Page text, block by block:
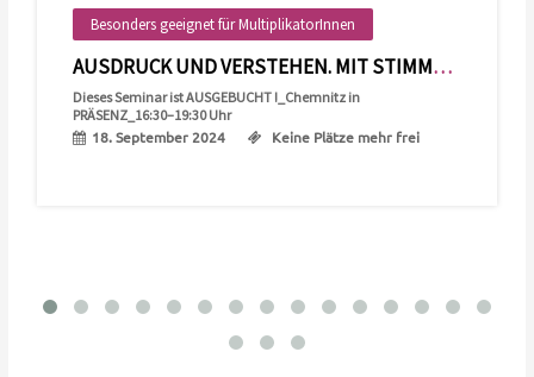
Besonders geeignet für MultiplikatorInnen
AUSDRUCK UND VERSTEHEN. MIT STIMME UND AUFTRETEN WIRKUNG ERZIELEN UND MENSCHEN ERREICHEN
Dieses Seminar ist AUSGEBUCHT !_Chemnitz in
PRÄSENZ_16:30–19:30 Uhr
18. September 2024 Keine Plätze mehr frei